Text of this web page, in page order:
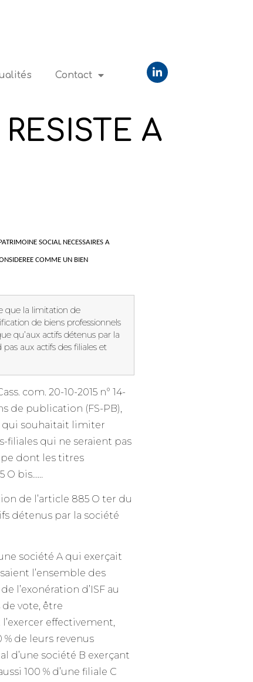
Contact
A
SOCIAL NECESSAIRES A
COMME UN BIEN
que la limitation de
de biens professionnels
qu’aux actifs détenus par la
aux actifs des filiales et
com. 20-10-2015 n° 14-
de publication (FS-PB),
qui souhaitait limiter
filiales qui ne seraient pas
dont les titres
bis……
de l’article 885 O ter du
détenus par la société
société A qui exerçait
l’ensemble des
l’exonération d’ISF au
vote, être
effectivement,
de leurs revenus
d’une société B exerçant
100 % d’une filiale C